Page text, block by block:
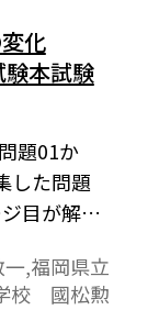
化
験本試験
題01か
した問題
目が解答
,福岡県立
校 國松勲